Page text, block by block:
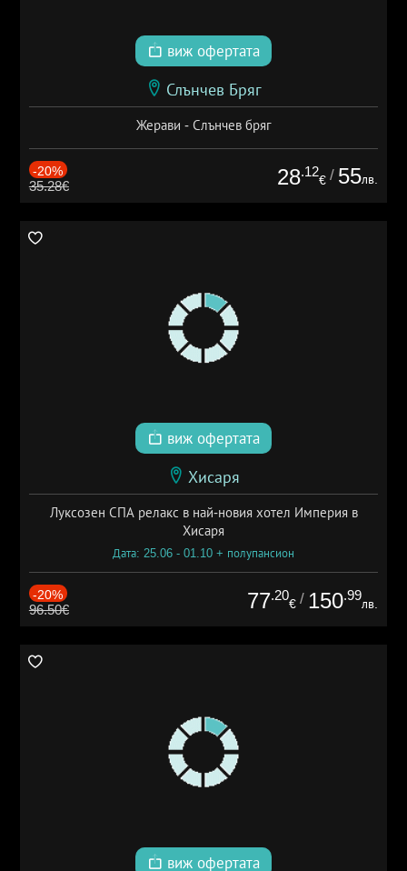
виж офертата
Слънчев Бряг
Жерави - Слънчев бряг
-20%
35.28€ 28.12
€ / 55лв.
виж офертата
Хисаря
Луксозен СПА релакс в най-новия хотел Империя в
Хисаря
Дата: 25.06 - 01.10 + полупансион
-20%
96.50€ 77.20
€ / 150.99
лв.
виж офертата